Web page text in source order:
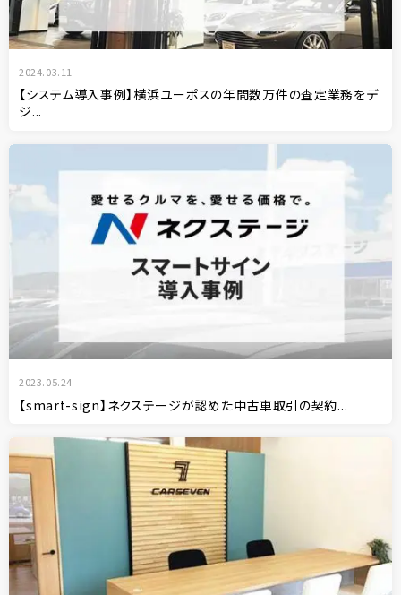
2024.03.11
【システム導入事例】横浜ユーポスの年間数万件の査定業務をデ
ジ...
2023.05.24
【smart-sign】ネクステージが認めた中古車取引の契約...